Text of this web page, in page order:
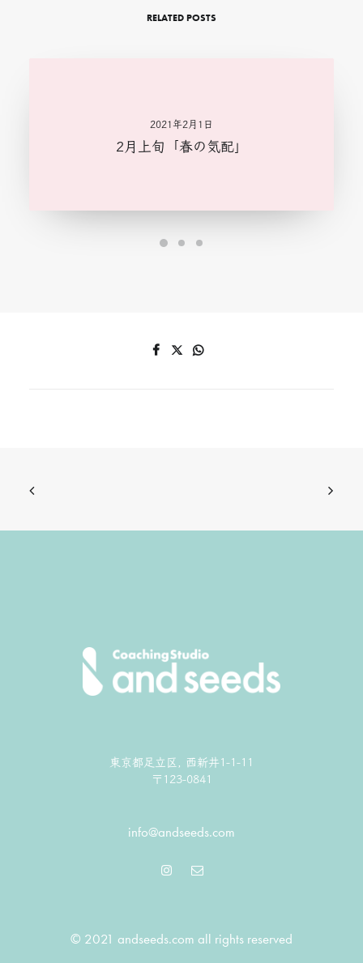
RELATED POSTS
2021年2月1日
2月上旬「春の気配」
東京都足立区, 西新井1-1-11
〒123-0841
info@andseeds.com
© 2021 andseeds.com all rights reserved